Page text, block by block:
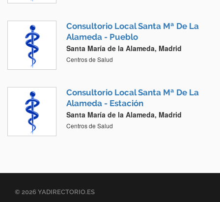
Consultorio Local Santa Mª De La
Alameda - Pueblo
Santa María de la Alameda, Madrid
Centros de Salud
Consultorio Local Santa Mª De La
Alameda - Estación
Santa María de la Alameda, Madrid
Centros de Salud
© 2026 YADIRECTORIO.ES